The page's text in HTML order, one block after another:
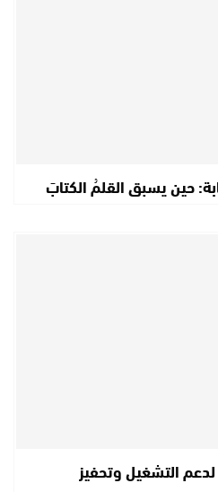
حين يسبق القلمُ الكتابَ
درهم لدعم التشغيل وتحفيز